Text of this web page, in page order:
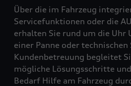
Über die im Fahrzeug
Servicefunktionen oder die
erhalten Sie rund um die Uhr
einer Panne oder
Kundenbetreuung begleitet
mögliche Lösungsschritte
Bedarf Hilfe am Fahrzeug